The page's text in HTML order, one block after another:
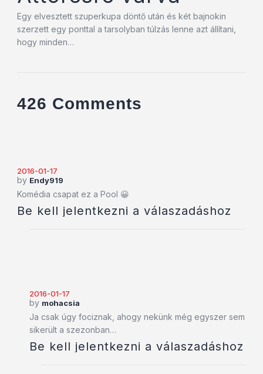
Egy elvesztett szuperkupa döntő után és két bajnokin
szerzett egy ponttal a tarsolyban túlzás lenne azt állítani,
hogy minden…
426 Comments
2016-01-17
by Endy919
Komédia csapat ez a Pool 😀
Be kell jelentkezni a válaszadáshoz
2016-01-17
by mohacsia
Ja csak úgy fociznak, ahogy nekünk még egyszer sem
sikerült a szezonban…
Be kell jelentkezni a válaszadáshoz